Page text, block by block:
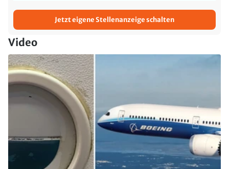
Jetzt eigene Stellenanzeige schalten
Video